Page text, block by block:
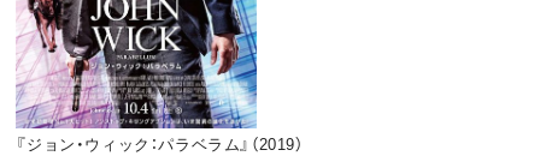
『ジョン・ウィック：パラベラム』（2019）